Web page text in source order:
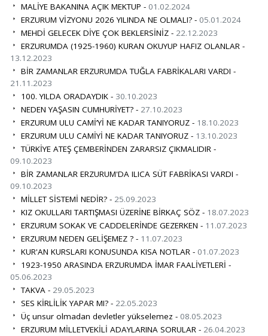
MALİYE BAKANINA AÇIK MEKTUP - 01.02.2024
ERZURUM VİZYONU 2026 YILINDA NE OLMALI? - 05.01.2024
MEHDİ GELECEK DİYE ÇOK BEKLERSİNİZ - 22.12.2023
ERZURUMDA (1925-1960) KURAN OKUYUP HAFIZ OLANLAR -
13.12.2023
BİR ZAMANLAR ERZURUMDA TUĞLA FABRİKALARI VARDI -
21.11.2023
100. YILDA ORADAYDIK - 30.10.2023
NEDEN YAŞASIN CUMHURİYET? - 27.10.2023
ERZURUM ULU CAMİ’Yİ NE KADAR TANIYORUZ - 18.10.2023
ERZURUM ULU CAMİYİ NE KADAR TANIYORUZ - 13.10.2023
TÜRKİYE ATEŞ ÇEMBERİNDEN ZARARSIZ ÇIKMALIDIR -
09.10.2023
BİR ZAMANLAR ERZURUM'DA ILICA SÜT FABRİKASI VARDI -
09.10.2023
MİLLET SİSTEMİ NEDİR? - 25.09.2023
KIZ OKULLARI TARTIŞMASI ÜZERİNE BİRKAÇ SÖZ - 18.07.2023
ERZURUM SOKAK VE CADDELERİNDE GEZERKEN - 11.07.2023
ERZURUM NEDEN GELİŞEMEZ ? - 11.07.2023
KUR'AN KURSLARI KONUSUNDA KISA NOTLAR - 01.07.2023
1923-1950 ARASINDA ERZURUMDA İMAR FAALİYETLERİ -
05.06.2023
TAKVA - 29.05.2023
SES KİRLİLİK YAPAR MI? - 22.05.2023
Üç unsur olmadan devletler yükselemez - 08.05.2023
ERZURUM MİLLETVEKİLİ ADAYLARINA SORULAR - 26.04.2023